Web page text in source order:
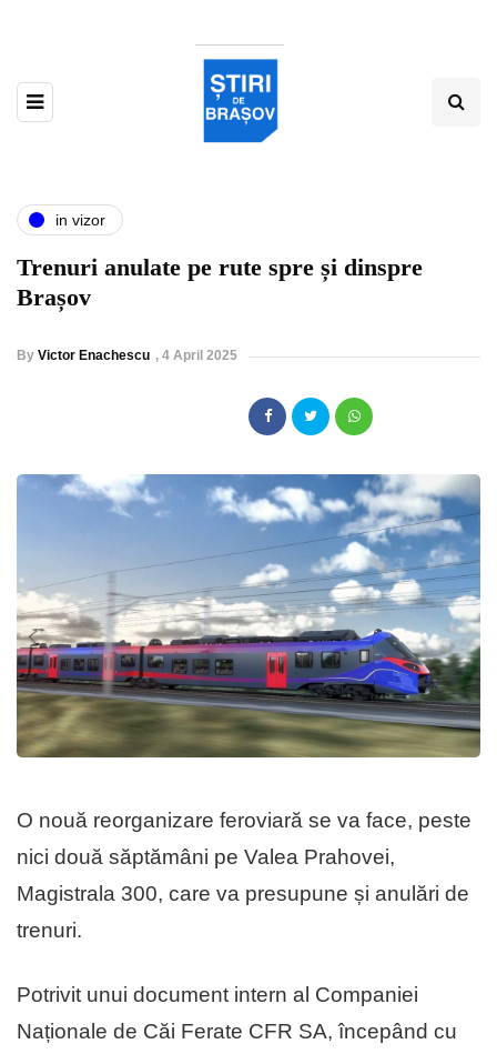
in vizor
Trenuri anulate pe rute spre și dinspre
Brașov
By Victor Enachescu , 4 April 2025
O nouă reorganizare feroviară se va face, peste
nici două săptămâni pe Valea Prahovei,
Magistrala 300, care va presupune și anulări de
trenuri.
Potrivit unui document intern al Companiei
Naționale de Căi Ferate CFR SA, începând cu